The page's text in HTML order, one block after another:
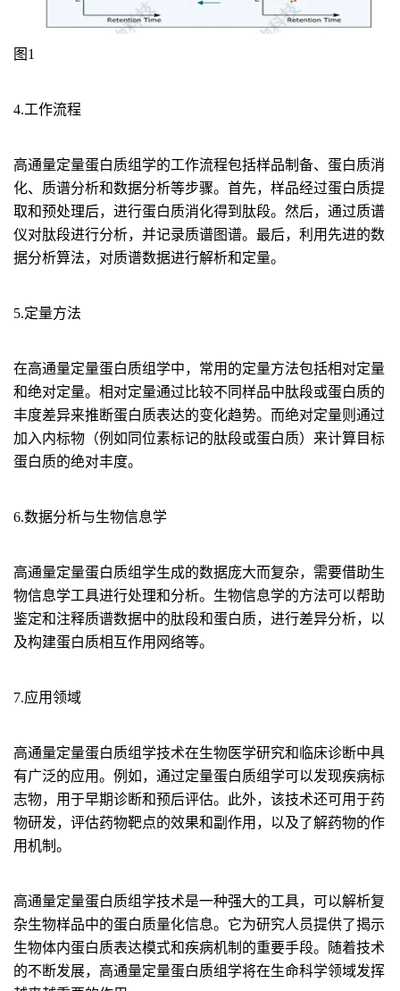
图1
4.工作流程
高通量定量蛋白质组学的工作流程包括样品制备、蛋白质消
化、质谱分析和数据分析等步骤。首先，样品经过蛋白质提
取和预处理后，进行蛋白质消化得到肽段。然后，通过质谱
仪对肽段进行分析，并记录质谱图谱。最后，利用先进的数
据分析算法，对质谱数据进行解析和定量。
5.定量方法
在高通量定量蛋白质组学中，常用的定量方法包括相对定量
和绝对定量。相对定量通过比较不同样品中肽段或蛋白质的
丰度差异来推断蛋白质表达的变化趋势。而绝对定量则通过
加入内标物（例如同位素标记的肽段或蛋白质）来计算目标
蛋白质的绝对丰度。
6.数据分析与生物信息学
高通量定量蛋白质组学生成的数据庞大而复杂，需要借助生
物信息学工具进行处理和分析。生物信息学的方法可以帮助
鉴定和注释质谱数据中的肽段和蛋白质，进行差异分析，以
及构建蛋白质相互作用网络等。
7.应用领域
高通量定量蛋白质组学技术在生物医学研究和临床诊断中具
有广泛的应用。例如，通过定量蛋白质组学可以发现疾病标
志物，用于早期诊断和预后评估。此外，该技术还可用于药
物研发，评估药物靶点的效果和副作用，以及了解药物的作
用机制。
高通量定量蛋白质组学技术是一种强大的工具，可以解析复
杂生物样品中的蛋白质量化信息。它为研究人员提供了揭示
生物体内蛋白质表达模式和疾病机制的重要手段。随着技术
的不断发展，高通量定量蛋白质组学将在生命科学领域发挥